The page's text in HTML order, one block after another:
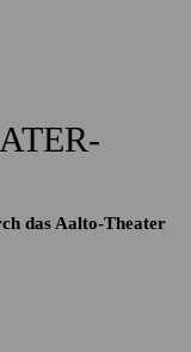
das Aalto-Theater